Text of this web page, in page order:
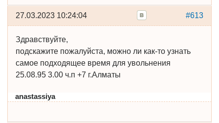
#613
27.03.2023 10:24:04
Здравствуйте,
подскажите пожалуйста, можно ли как-то узнать
самое подходящее время для увольнения
25.08.95 3.00 ч.п +7 г.Алматы
anastassiya